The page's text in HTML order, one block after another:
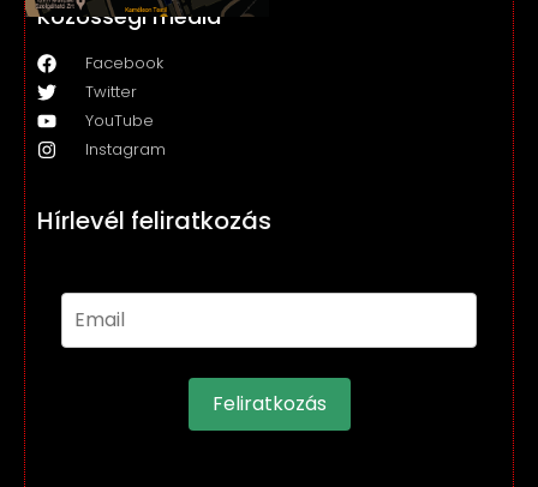
Közösségi média
Facebook
Twitter
YouTube
Instagram
Hírlevél feliratkozás
Feliratkozás